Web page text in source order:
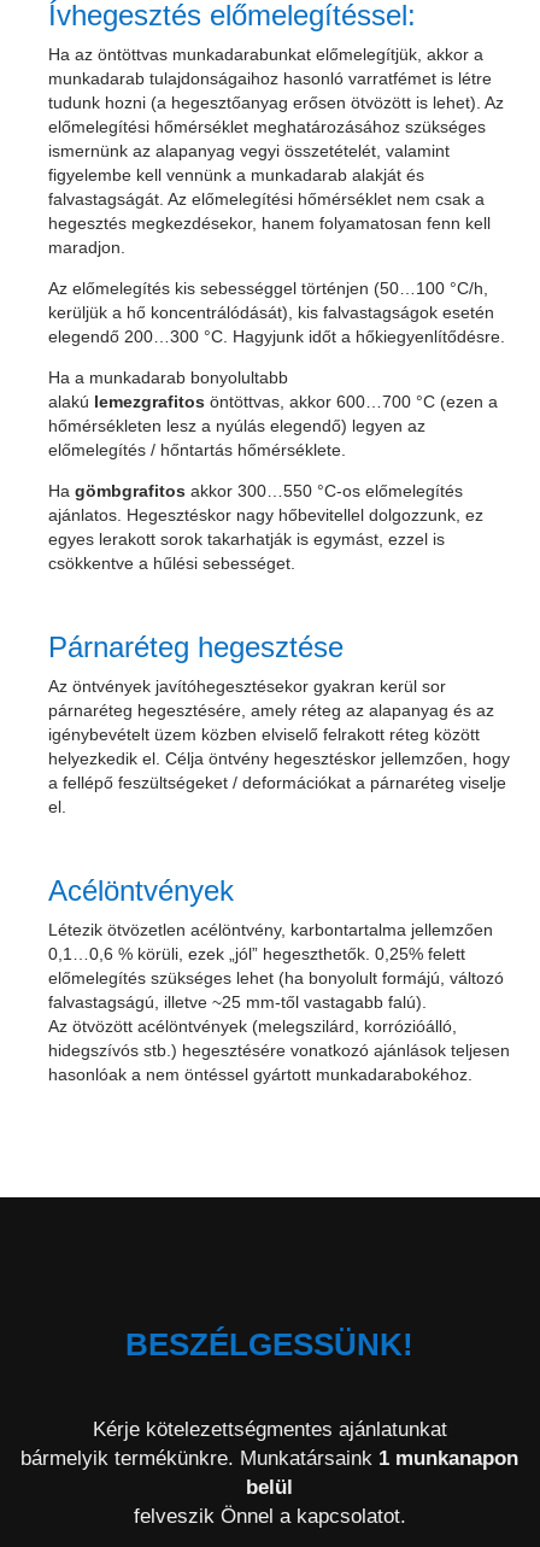
Ívhegesztés előmelegítéssel:
Ha az öntöttvas munkadarabunkat előmelegítjük, akkor a
munkadarab tulajdonságaihoz hasonló varratfémet is létre
tudunk hozni (a hegesztőanyag erősen ötvözött is lehet). Az
előmelegítési hőmérséklet meghatározásához szükséges
ismernünk az alapanyag vegyi összetételét, valamint
figyelembe kell vennünk a munkadarab alakját és
falvastagságát. Az előmelegítési hőmérséklet nem csak a
hegesztés megkezdésekor, hanem folyamatosan fenn kell
maradjon.
Az előmelegítés kis sebességgel történjen (50…100 °C/h,
kerüljük a hő koncentrálódását), kis falvastagságok esetén
elegendő 200…300 °C. Hagyjunk időt a hőkiegyenlítődésre.
Ha a munkadarab bonyolultabb
alakú lemezgrafitos öntöttvas, akkor 600…700 °C (ezen a
hőmérsékleten lesz a nyúlás elegendő) legyen az
előmelegítés / hőntartás hőmérséklete.
Ha gömbgrafitos akkor 300…550 °C-os előmelegítés
ajánlatos. Hegesztéskor nagy hőbevitellel dolgozzunk, ez
egyes lerakott sorok takarhatják is egymást, ezzel is
csökkentve a hűlési sebességet.
Párnaréteg hegesztése
Az öntvények javítóhegesztésekor gyakran kerül sor
párnaréteg hegesztésére, amely réteg az alapanyag és az
igénybevételt üzem közben elviselő felrakott réteg között
helyezkedik el. Célja öntvény hegesztéskor jellemzően, hogy
a fellépő feszültségeket / deformációkat a párnaréteg viselje
el.
Acélöntvények
Létezik ötvözetlen acélöntvény, karbontartalma jellemzően
0,1…0,6 % körüli, ezek „jól” hegeszthetők. 0,25% felett
előmelegítés szükséges lehet (ha bonyolult formájú, változó
falvastagságú, illetve ~25 mm-től vastagabb falú).
Az ötvözött acélöntvények (melegszilárd, korrózióálló,
hidegszívós stb.) hegesztésére vonatkozó ajánlások teljesen
hasonlóak a nem öntéssel gyártott munkadarabokéhoz.
BESZÉLGESSÜNK!
Kérje kötelezettségmentes ajánlatunkat
bármelyik termékünkre. Munkatársaink 1 munkanapon
belül
felveszik Önnel a kapcsolatot.